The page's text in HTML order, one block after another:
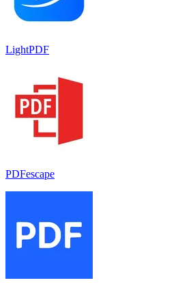
LightPDF
PDFescape